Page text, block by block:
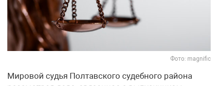
Фото: magnific
Мировой судья Полтавского судебного района